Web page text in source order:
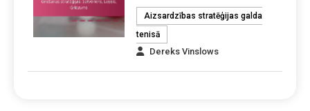
Aizsardzības stratēģijas galda
tenisā
Dereks Vinslows